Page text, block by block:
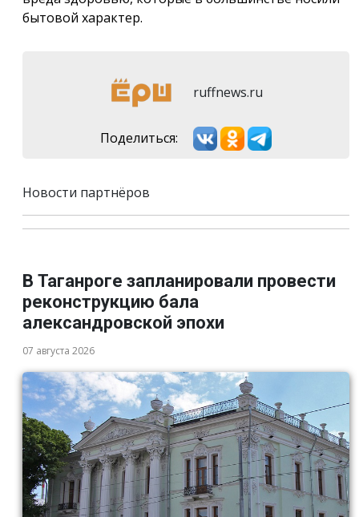
бытовой характер.
ruffnews.ru
Поделиться:
Новости партнёров
В Таганроге запланировали провести
реконструкцию бала
александровской эпохи
07 августа 2026